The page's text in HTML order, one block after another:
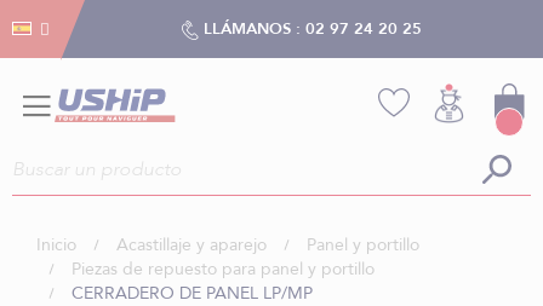
LLÁMANOS : 02 97 24 20 25
Inicio Acastillaje y aparejo
Panel y portillo
Piezas de repuesto para panel y portillo
CERRADERO DE PANEL LP/MP
Gestión de cookies
Gestión de cookies